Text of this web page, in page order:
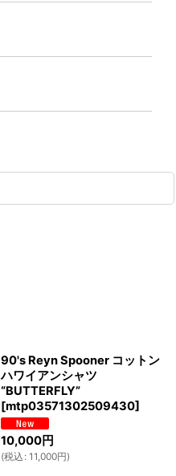
90's Reyn Spooner コットン
ハワイアンシャツ
“BUTTERFLY”
[mtp03571302509430]
10,000円
(税込 : 11,000円)